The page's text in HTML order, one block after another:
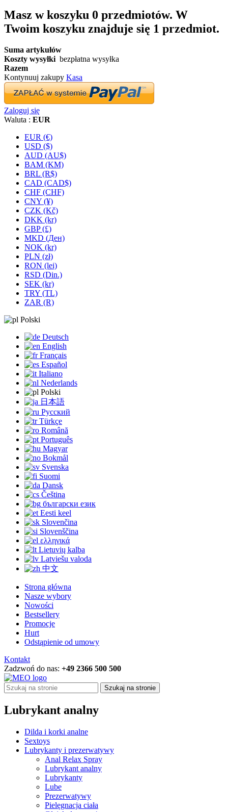
Masz w koszyku 0 przedmiotów. W
Twoim koszyku znajduje się 1 przedmiot.
Suma artykułów
Koszty wysyłki bezpłatna wysyłka
Razem
Kontynuuj zakupy Kasa
Zaloguj się
Waluta : EUR
EUR (€)
USD ($)
AUD (AU$)
BAM (KM)
BRL (R$)
CAD (CAD$)
CHF (CHF)
CNY (¥)
CZK (Kč)
DKK (kr)
GBP (£)
MKD (Ден)
NOK (kr)
PLN (zł)
RON (lei)
RSD (Din.)
SEK (kr)
TRY (TL)
ZAR (R)
Polski
Deutsch
English
Français
Español
Italiano
Nederlands
Polski
日本語
Русский
Türkçe
Română
Português
Magyar
Bokmål
Svenska
Suomi
Dansk
Čeština
български език
Eesti keel
Slovenčina
Slovenščina
ελληνικά
Lietuvių kalba
Latviešu valoda
中文
Strona główna
Nasze wybory
Nowości
Bestsellery
Promocje
Hurt
Odstąpienie od umowy
Kontakt
Zadzwoń do nas: +49 2366 500 500
Szukaj na stronie
Lubrykant analny
Dilda i korki analne
Sextoys
Lubrykanty i prezerwatywy
Anal Relax Spray
Lubrykant analny
Lubrykanty
Lube
Prezerwatywy
Pielęgnacja ciała